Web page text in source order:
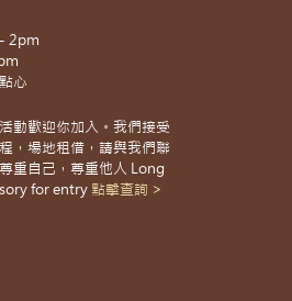
2pm
心
動歡迎你加入。我們接受
，場地租借，請與我們聯
重自己，尊重他人 Long
for entry 點擊查詢 >